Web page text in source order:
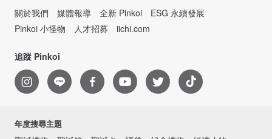
關於我們
媒體報導 全新 Pinkoi
ESG 永續發展
Pinkoi 小怪物
人才招募 iichi.com
追蹤 Pinkoi
年度搜尋主題